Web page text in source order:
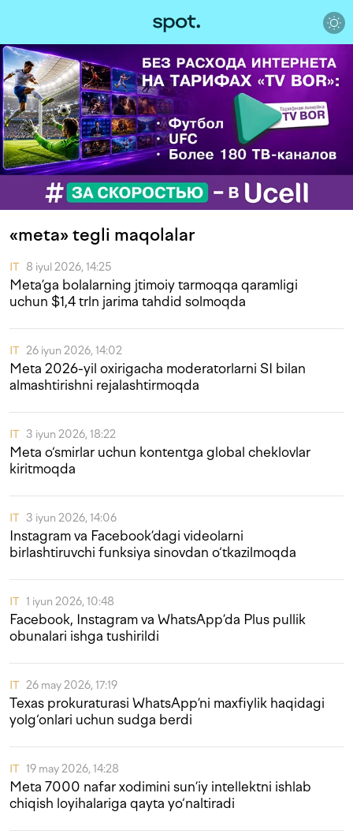
«meta» tegli maqolalar
IT 8 iyul 2026, 14:25
Meta’ga bolalarning jtimoiy tarmoqqa qaramligi
uchun $1,4 trln jarima tahdid solmoqda
IT 26 iyun 2026, 14:02
Meta 2026-yil oxirigacha moderatorlarni SI bilan
almashtirishni rejalashtirmoqda
IT 3 iyun 2026, 18:22
Meta o‘smirlar uchun kontentga global cheklovlar
kiritmoqda
IT 3 iyun 2026, 14:06
Instagram va Facebook’dagi videolarni
birlashtiruvchi funksiya sinovdan o‘tkazilmoqda
IT 1 iyun 2026, 10:48
Facebook, Instagram va WhatsApp’da Plus pullik
obunalari ishga tushirildi
IT 26 may 2026, 17:19
Texas prokuraturasi WhatsApp’ni maxfiylik haqidagi
yolg‘onlari uchun sudga berdi
IT 19 may 2026, 14:28
Meta 7000 nafar xodimini sun’iy intellektni ishlab
chiqish loyihalariga qayta yo‘naltiradi